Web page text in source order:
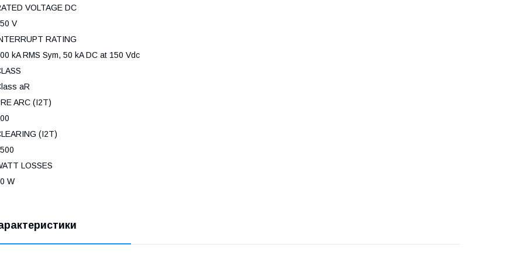
VOLTAGE DC
V
RATING
kA RMS Sym, 50 kA DC at 150 Vdc
aR
ARC (I2T)
(I2T)
LOSSES
W